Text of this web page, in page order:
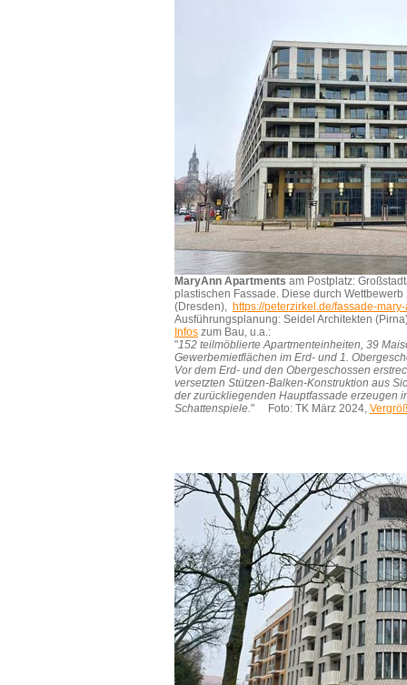
MaryAnn Apartments am Postplatz:
plastischen Fassade. Diese durch
(Dresden), https://peterzirkel.de/fassade-
Ausführungsplanung: Seidel Architekten
Infos zum Bau, u.a.:
"152 teilmöblierte Apartmenteinheiten, 39
Gewerbemietflächen im Erd- und 1.
Vor dem Erd- und den Obergeschossen
versetzten Stützen-Balken-Konstruktion aus
der zurückliegenden Hauptfassade erzeugen
Schattenspiele." Foto: TK März 2024,